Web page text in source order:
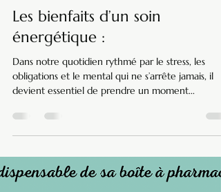
Les bienfaits d’un soin
énergétique :
Dans notre quotidien rythmé par le stress, les
obligations et le mental qui ne s’arrête jamais, il
devient essentiel de prendre un moment...